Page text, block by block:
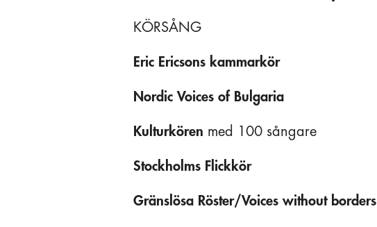
KÖRSÅNG
Eric Ericsons kammarkör
Nordic Voices of Bulgaria
Kulturkören med 100 sångare
Stockholms Flickkör
Gränslösa Röster/Voices without borders